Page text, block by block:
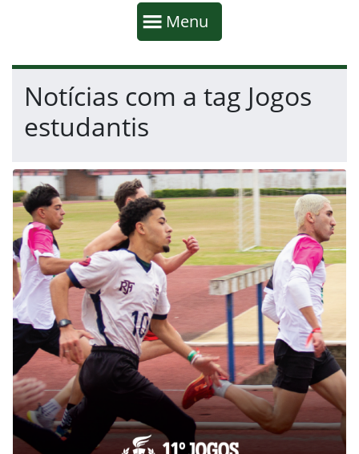
Mostrar
Menu
Fim da navegação
Início do conteúdo
Notícias com a tag Jogos
estudantis